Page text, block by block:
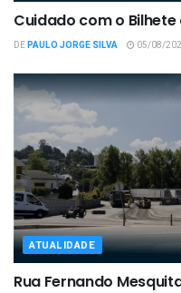
Cuidado com o
DEPAULO JORGE SILVA 05/08/
ATUALIDADE
Rua Fernando